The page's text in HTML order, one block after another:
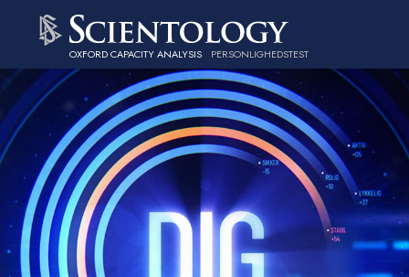
OXFORD CAPACITY ANALYSIS PERSONLIGHEDSTEST